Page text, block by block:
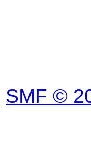
SMF ©